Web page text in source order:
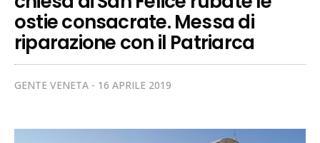
ostie consacrate. Messa di
riparazione con il Patriarca
GENTE VENETA 16 APRILE 2019